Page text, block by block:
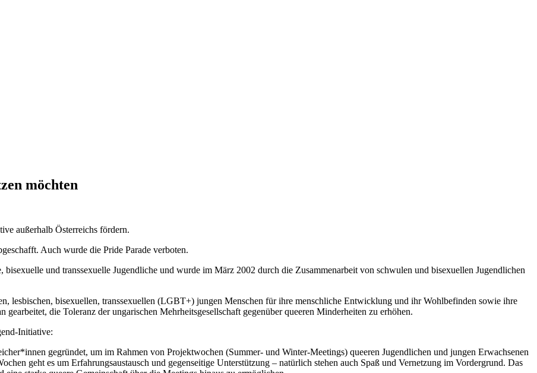
möchten
außerhalb Österreichs fördern.
Auch wurde die Pride Parade verboten.
und transsexuelle Jugendliche und wurde im März 2002 durch die Zusammenarbeit von schwulen und bisexuellen Jugendlichen
lesbischen, bisexuellen, transsexuellen (LGBT+) jungen Menschen für ihre menschliche Entwicklung und ihr Wohlbefinden sowie ihre
die Toleranz der ungarischen Mehrheitsgesellschaft gegenüber queeren Minderheiten zu erhöhen.
Initiative:
gegründet, um im Rahmen von Projektwochen (Summer- und Winter-Meetings) queeren Jugendlichen und jungen Erwachsenen
geht es um Erfahrungsaustausch und gegenseitige Unterstützung – natürlich stehen auch Spaß und Vernetzung im Vordergrund. Das